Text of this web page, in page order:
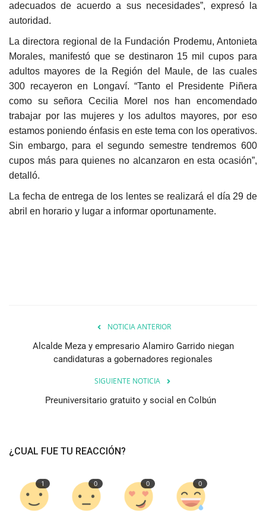
adecuados de acuerdo a sus necesidades”, expresó la
autoridad.
Ladirectora regional de la Fundación Prodemu, Antonieta
Morales, manifestó que se destinaron 15 mil cupos para
adultos mayores de la Región del Maule, de las cuales
300 recayeron en Longaví. “Tanto el Presidente Piñera
como su señora Cecilia Morel nos han encomendado
trabajar por las mujeres y los adultos mayores, por eso
estamos poniendo énfasis en este tema con los operativos.
Sin embargo, para el segundo semestre tendremos 600
cupos más para quienes no alcanzaron en esta ocasión”,
detalló.
La fecha de entrega de los lentes se realizará el día 29 de
abril en horario y lugar a informar oportunamente.
NOTICIA ANTERIOR
Alcalde Meza y empresario Alamiro Garrido niegan
candidaturas a gobernadores regionales
SIGUIENTE NOTICIA
Preuniversitario gratuito y social en Colbún
¿CUAL FUE TU REACCIÓN?
1 0 0 0